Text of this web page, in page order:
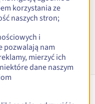
korzystania ze
naszych stron;
i
pozwalają nam
mierzyć ich
dane naszym